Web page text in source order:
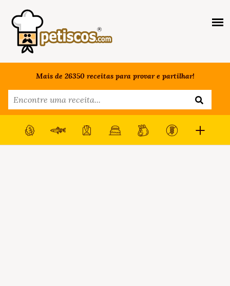
Mais de 26350 receitas para provar e partilhar!